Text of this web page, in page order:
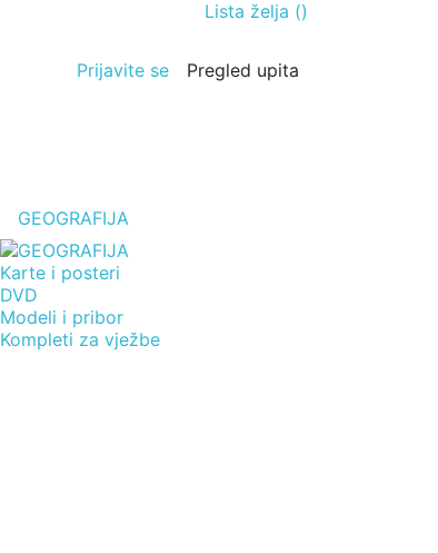
Lista želja ()
Prijavite se Pregled upita
GEOGRAFIJA
Karte i posteri
DVD
Modeli i pribor
Kompleti za vježbe